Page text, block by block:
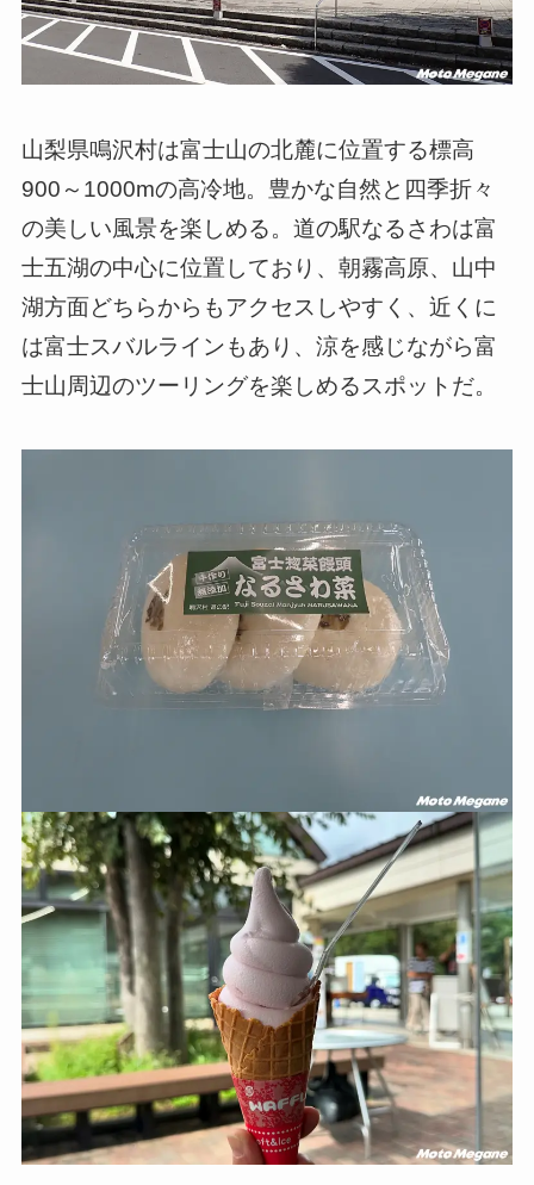
山梨県鳴沢村は富士山の北麓に位置する標高
900～1000mの高冷地。豊かな自然と四季折々
の美しい風景を楽しめる。道の駅なるさわは富
士五湖の中心に位置しており、朝霧高原、山中
湖方面どちらからもアクセスしやすく、近くに
は富士スバルラインもあり、涼を感じながら富
士山周辺のツーリングを楽しめるスポットだ。